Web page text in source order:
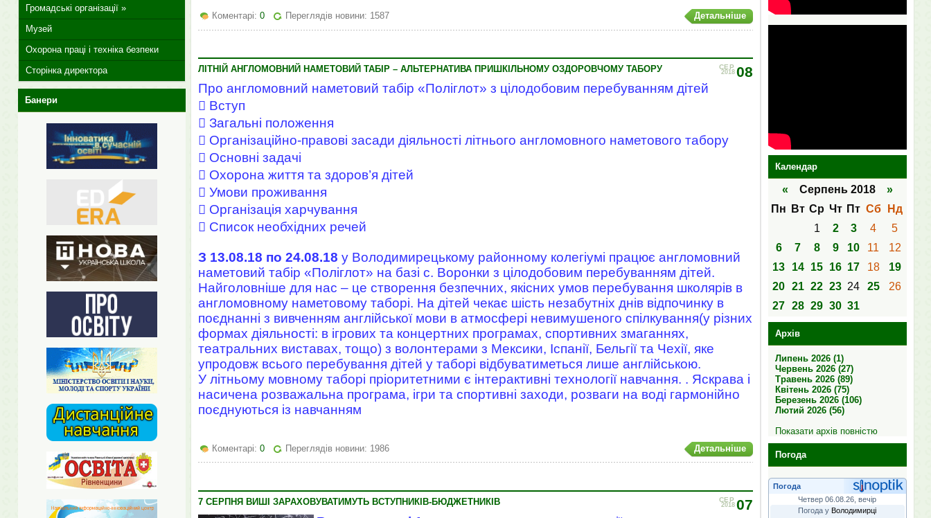
Детальніше
Коментарі: 0 Переглядів новини: 1587
08
СЕР
2018
ЛІТНІЙ АНГЛОМОВНИЙ НАМЕТОВИЙ ТАБІР – АЛЬТЕРНАТИВА ПРИШКІЛЬНОМУ ОЗДОРОВЧОМУ ТАБОРУ
Про англомовний наметовий табір «Поліглот» з цілодобовим перебуванням дітей
 Вступ
 Загальні положення
 Організаційно-правові засади діяльності літнього англомовного наметового табору
 Основні задачі
 Охорона життя та здоров’я дітей
 Умови проживання
 Організація харчування
 Список необхідних речей
З 13.08.18 по 24.08.18 у Володимирецькому районному колегіумі працює англомовний
наметовий табір «Поліглот» на базі с. Воронки з цілодобовим перебуванням дітей.
Найголовніше для нас – це створення безпечних, якісних умов перебування школярів в
англомовному наметовому таборі. На дітей чекає шість незабутніх днів відпочинку в
поєднанні з вивченням англійської мови в атмосфері невимушеного спілкування(у різних
формах діяльності: в ігрових та концертних програмах, спортивних змаганнях,
театральних виставах, тощо) з волонтерами з Мексики, Іспанії, Бельгії та Чехії, яке
упродовж всього перебування дітей у таборі відбуватиметься лише англійською.
У літньому мовному таборі пріоритетними є інтерактивні технології навчання. . Яскрава і
насичена розважальна програма, ігри та спортивні заходи, розваги на воді гармонійно
поєднуються із навчанням
Детальніше
Коментарі: 0 Переглядів новини: 1986
07
СЕР
2018
7 СЕРПНЯ ВИШІ ЗАРАХОВУВАТИМУТЬ ВСТУПНИКІВ-БЮДЖЕТНИКІВ
Календар
« Серпень 2018 »
Пн
Вт Ср Чт Пт Сб
Нд
1
2 3 4
5
6
7 8 9 10 11
12
13
14 15 16 17 18
19
20 21 22 23 24 25
26
27 28 29 30 31
Архів
Липень 2026 (1)
Червень 2026 (27)
Травень 2026 (89)
Квітень 2026 (75)
Березень 2026 (106)
Лютий 2026 (56)
Показати архів повністю
Погода
Погода
Четвер 06.08.26, вечір
Погода у Володимирці
Громадські організації »
Музей
Охорона праці і техніка безпеки
Сторінка директора
Банери